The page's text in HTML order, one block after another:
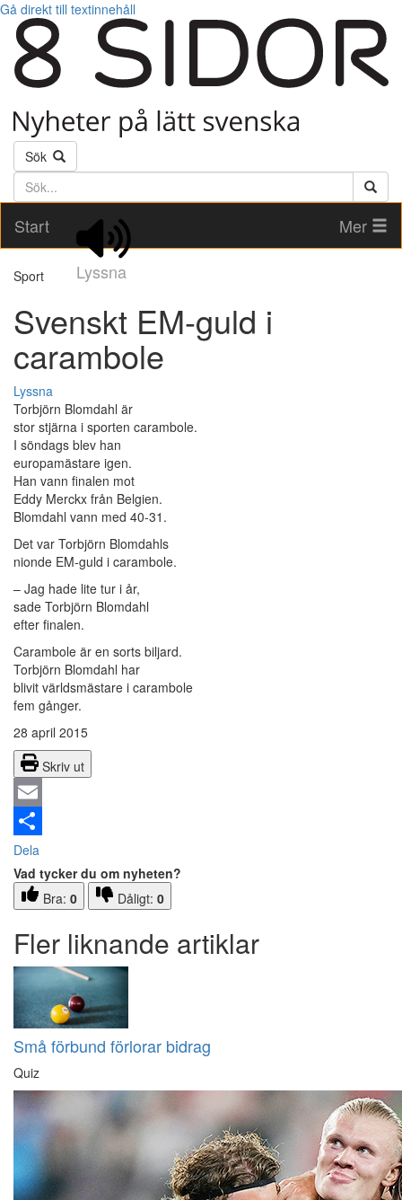
Gå direkt till textinnehåll
Sök
Söktext
Start
Lyssna
Mer
Sport
Svenskt EM-guld i
carambole
Lyssna
Torbjörn Blomdahl är
stor stjärna i sporten carambole.
I söndags blev han
europamästare igen.
Han vann finalen mot
Eddy Merckx från Belgien.
Blomdahl vann med 40-31.
Det var Torbjörn Blomdahls
nionde EM-guld i carambole.
– Jag hade lite tur i år,
sade Torbjörn Blomdahl
efter finalen.
Carambole är en sorts biljard.
Torbjörn Blomdahl har
blivit världsmästare i carambole
fem gånger.
28 april 2015
Skriv ut
Email
Dela
Vad tycker du om nyheten?
Bra: 0 Dåligt: 0
Fler liknande artiklar
Små förbund förlorar bidrag
Quiz